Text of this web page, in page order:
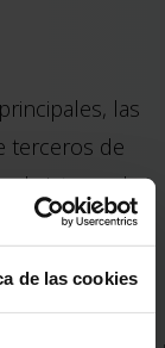
de las cookies
las
terceros de
el sistema de
sus desafíos